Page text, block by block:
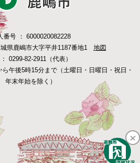
番号 ： 6000020082228
県鹿嶋市大字平井1187番地1 地図
0299-82-2911（代表）
午後5時15分まで（土曜日・日曜日・祝日・
年末年始を除く）